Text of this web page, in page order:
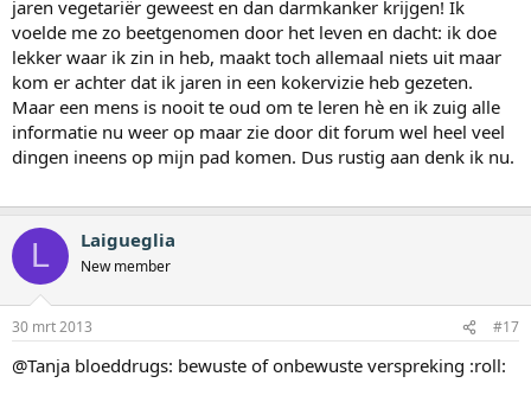
jaren vegetariër geweest en dan darmkanker krijgen! Ik
voelde me zo beetgenomen door het leven en dacht: ik doe
lekker waar ik zin in heb, maakt toch allemaal niets uit maar
kom er achter dat ik jaren in een kokervizie heb gezeten.
Maar een mens is nooit te oud om te leren hè en ik zuig alle
informatie nu weer op maar zie door dit forum wel heel veel
dingen ineens op mijn pad komen. Dus rustig aan denk ik nu.
L Laigueglia
New member
30 mrt 2013 #17
@Tanja bloeddrugs: bewuste of onbewuste verspreking :roll: